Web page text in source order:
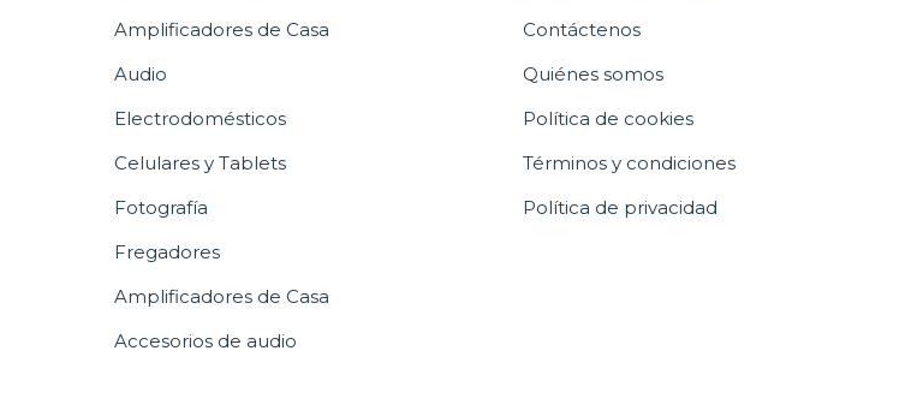
Amplificadores de Casa
Audio
Electrodomésticos
Celulares y Tablets
Fotografía
Fregadores
Amplificadores de Casa
Accesorios de audio
Contáctenos
Quiénes somos
Política de cookies
Términos y condiciones
Política de privacidad